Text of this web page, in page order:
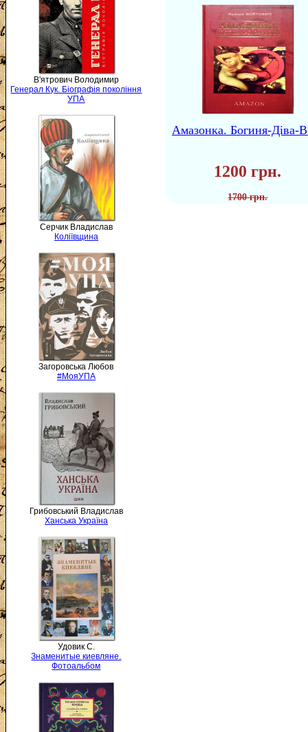
В'ятрович Володимир
Генерал Кук. Біографія покоління
УПА
Серчик Владислав
Коліївщина
Загоровська Любов
#МояУПА
Грибовський Владислав
Ханська Україна
Удовик С.
Знаменитые киевляне.
Фотоальбом
Амазонка. Богиня-Діва-
1200 грн.
1700 грн.